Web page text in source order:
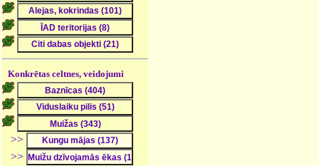
Konkrētas celtnes, veidojumi
>>
>>